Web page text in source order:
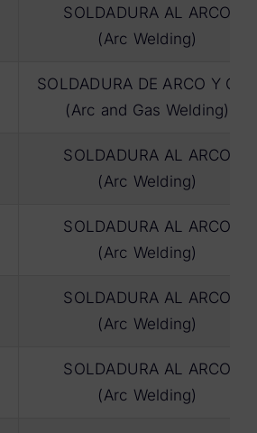
SOLDADURA AL ARCO
(Arc Welding)
SOLDADURA DE ARCO Y GAS
(Arc and Gas Welding)
SOLDADURA AL ARCO
(Arc Welding)
SOLDADURA AL ARCO
(Arc Welding)
SOLDADURA AL ARCO
(Arc Welding)
SOLDADURA AL ARCO
(Arc Welding)